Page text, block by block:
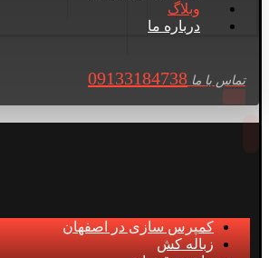
وبلاگ
درباره ما
تماس با ما 09133184738
کمپرس سازی در اصفهان
زباله کش